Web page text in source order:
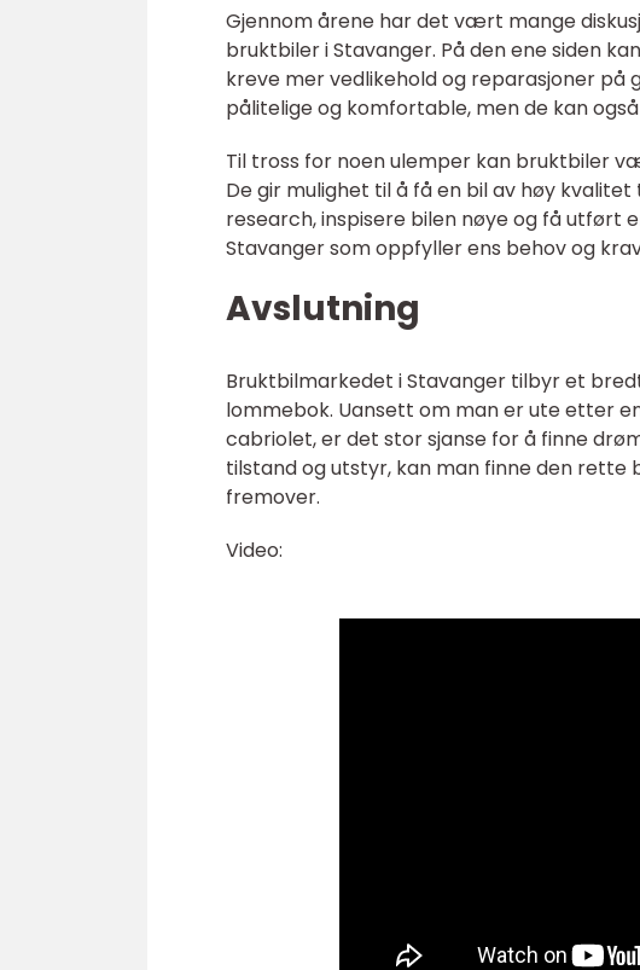
Gjennom årene har det vært mange
bruktbiler i Stavanger. På den ene siden
kreve mer vedlikehold og reparasjoner
pålitelige og komfortable, men de kan
Til tross for noen ulemper kan bruktbiler
De gir mulighet til å få en bil av høy
research, inspisere bilen nøye og få utført
Stavanger som oppfyller ens behov og
Avslutning
Bruktbilmarkedet i Stavanger tilbyr et
lommebok. Uansett om man er ute etter
cabriolet, er det stor sjanse for å finne
tilstand og utstyr, kan man finne den rette
fremover.
Video: